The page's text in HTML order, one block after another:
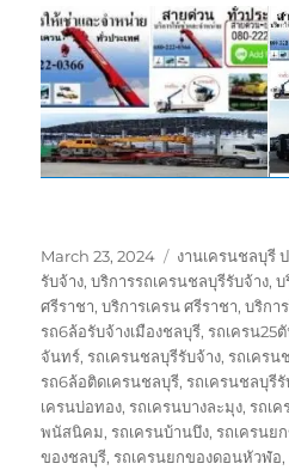
Posted
on
March 23, 2024 Tags
งานเครนชลบุรี
รับจ้าง,บริการรถเครนชลบุรีรับจ้าง,บ
ศรีราชา,บริการเครน ศรีราชา,บริกา
รถ6ล้อรับจ้างเมืองชลบุรี,รถเครน25
จันทร์,รถเครนชลบุรีรับจ้าง,รถเครน
รถ6ล้อติดเครนชลบุรี,รถเครนชลบุรี
เครนบ่อทอง,รถเครนบางละมุง,รถเ
พนัสนิคม,รถเครนบ้านบึง,รถเครนย
ของชลบุรี,รถเครนยกของดอนหัวฬ่อ,